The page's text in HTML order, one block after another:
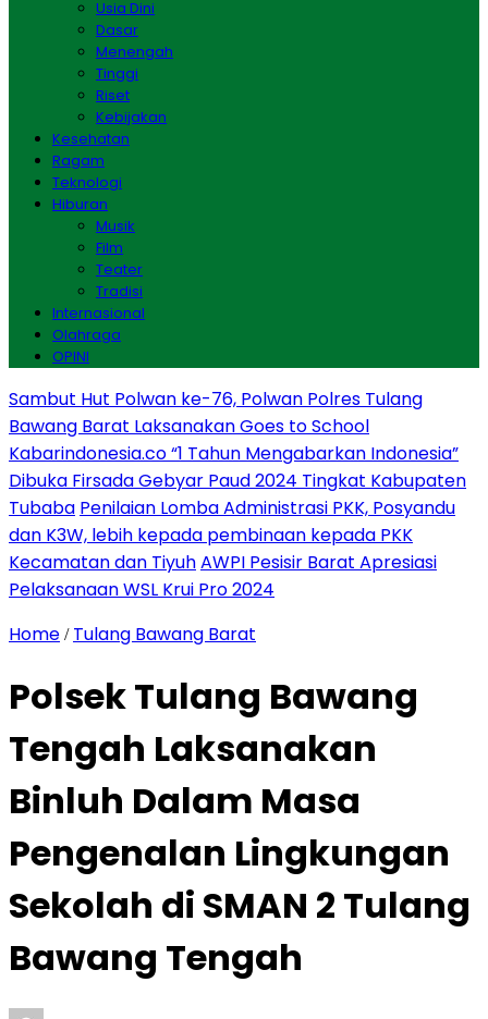
Usia Dini
Dasar
Menengah
Tinggi
Riset
Kebijakan
Kesehatan
Ragam
Teknologi
Hiburan
Musik
Film
Teater
Tradisi
Internasional
Olahraga
OPINI
Sambut Hut Polwan ke-76, Polwan Polres Tulang
Bawang Barat Laksanakan Goes to School
Kabarindonesia.co “1 Tahun Mengabarkan Indonesia”
Dibuka Firsada Gebyar Paud 2024 Tingkat Kabupaten
Tubaba Penilaian Lomba Administrasi PKK, Posyandu
dan K3W, lebih kepada pembinaan kepada PKK
Kecamatan dan TiyuhAWPI Pesisir Barat Apresiasi
Pelaksanaan WSL Krui Pro 2024
Home / Tulang Bawang Barat
Polsek Tulang Bawang
Tengah Laksanakan
Binluh Dalam Masa
Pengenalan Lingkungan
Sekolah di SMAN 2 Tulang
Bawang Tengah